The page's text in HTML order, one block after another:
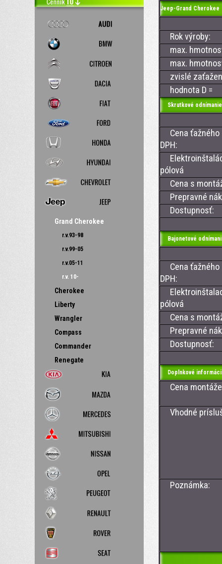
Grand Cherokee
r.v.93-98
r.v.99-05
r.v.05-11
r.v. 10-
Cherokee
Liberty
Wrangler
Compass
Commander
Renegate
Jeep-Grand
Rok výroby:
max.
max.
zvislé
hodnota D =
Skrutkové
Cena ťažného
DPH:
pólová
Cena s
Prepravné
Dostupnosť:
Bajonetové
Cena ťažného
DPH:
pólová
Cena s
Prepravné
Dostupnosť:
Doplnkové
Cena montáže
Vhodné
Poznámka: